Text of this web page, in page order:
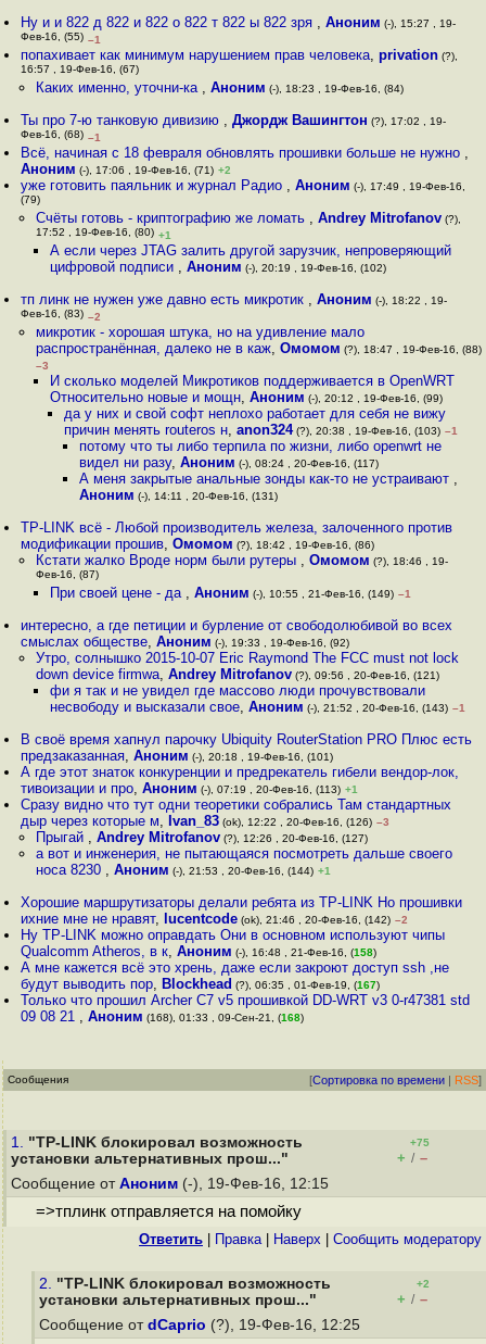
Ну и и 822 д 822 и 822 о 822 т 822 ы 822 зря ,Аноним (-), 15:27 , 19-
Фев-16, (55) –1
попахивает как минимум нарушением прав человека,privation (?),
16:57 , 19-Фев-16, (67)
Каких именно, уточни-ка , Аноним (-), 18:23 , 19-Фев-16, (84)
Ты про 7-ю танковую дивизию ,Джордж Вашингтон (?), 17:02 , 19-
Фев-16, (68) –1
Всё, начиная с 18 февраля обновлять прошивки больше не нужно ,
Аноним (-), 17:06 , 19-Фев-16, (71) +2
уже готовить паяльник и журнал Радио ,Аноним (-), 17:49 , 19-Фев-16,
(79)
Счёты готовь - криптографию же ломать , Andrey Mitrofanov(?),
17:52 , 19-Фев-16, (80) +1
А если через JTAG залить другой зарузчик, непроверяющий
цифровой подписи , Аноним (-), 20:19 , 19-Фев-16, (102)
тп линк не нужен уже давно есть микротик ,Аноним (-), 18:22 , 19-
Фев-16, (83) –2
микротик - хорошая штука, но на удивление мало
распространённая, далеко не в каж, Омомом (?), 18:47 , 19-Фев-16, (88)
–3
И сколько моделей Микротиков поддерживается в OpenWRT
Относительно новые и мощн, Аноним (-), 20:12 , 19-Фев-16, (99)
да у них и свой софт неплохо работает для себя не вижу
причин менять routeros н,anon324(?), 20:38 , 19-Фев-16, (103) –1
потому что ты либо терпила по жизни, либо openwrt не
видел ни разу, Аноним (-), 08:24 , 20-Фев-16, (117)
А меня закрытые анальные зонды как-то не устраивают ,
Аноним (-), 14:11 , 20-Фев-16, (131)
TP-LINK всё - Любой производитель железа, залоченного против
модификации прошив,Омомом (?), 18:42 , 19-Фев-16, (86)
Кстати жалко Вроде норм были рутеры , Омомом (?), 18:46 , 19-
Фев-16, (87)
При своей цене - да , Аноним (-), 10:55 , 21-Фев-16, (149) –1
интересно, а где петиции и бурление от свободолюбивой во всех
смыслах обществе,Аноним (-), 19:33 , 19-Фев-16, (92)
Утро, солнышко 2015-10-07 Eric Raymond The FCC must not lock
down device firmwa, Andrey Mitrofanov(?), 09:56 , 20-Фев-16, (121)
фи я так и не увидел где массово люди прочувствовали
несвободу и высказали свое, Аноним (-), 21:52 , 20-Фев-16, (143) –1
В своё время хапнул парочку Ubiquity RouterStation PRO Плюс есть
предзаказанная,Аноним (-), 20:18 , 19-Фев-16, (101)
А где этот знаток конкуренции и предрекатель гибели вендор-лок,
тивоизации и про,Аноним (-), 07:19 , 20-Фев-16, (113) +1
Сразу видно что тут одни теоретики собрались Там стандартных
дыр через которые м, Ivan_83 (ok), 12:22 , 20-Фев-16, (126) –3
Прыгай , Andrey Mitrofanov(?), 12:26 , 20-Фев-16, (127)
а вот и инженерия, не пытающаяся посмотреть дальше своего
носа 8230 , Аноним (-), 21:53 , 20-Фев-16, (144) +1
Хорошие маршрутизаторы делали ребята из TP-LINK Но прошивки
ихние мне не нравят, lucentcode (ok), 21:46 , 20-Фев-16, (142) –2
Ну TP-LINK можно оправдать Они в основном используют чипы
Qualcomm Atheros, в к,Аноним (-), 16:48 , 21-Фев-16, (158)
А мне кажется всё это хрень, даже если закроют доступ ssh ,не
будут выводить пор, Blockhead (?), 06:35 , 01-Фев-19, (167)
Только что прошил Archer C7 v5 прошивкой DD-WRT v3 0-r47381 std
09 08 21 ,Аноним (168), 01:33 , 09-Сен-21, (168)
Сообщения [Сортировка по времени | RSS]
1. "TP-LINK блокировал возможность
установки альтернативных прош..."
+75
+ / –
Сообщение от Аноним (-), 19-Фев-16, 12:15
=>тплинк отправляется на помойку
Ответить Правка| Наверх Cообщить модератору
2. "TP-LINK блокировал возможность
установки альтернативных прош..."
+2
+ / –
Сообщение от dCaprio (?), 19-Фев-16, 12:25